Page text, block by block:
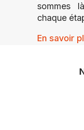
sommes
chaque
En savoir